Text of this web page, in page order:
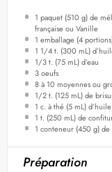
1 paquet (510 g) de
française ou Vanille
1 emballage (4
1 1/4t. (300 mL)
1/3t. (75 mL) d’eau
3oeufs
8à 10 moyennes ou
1/2t. (125 mL) de
1 c. à thé (5mL)
1 t. (250 mL) de
1 conteneur (450 g)
Préparation